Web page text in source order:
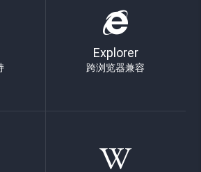
Explorer
跨浏览器兼容